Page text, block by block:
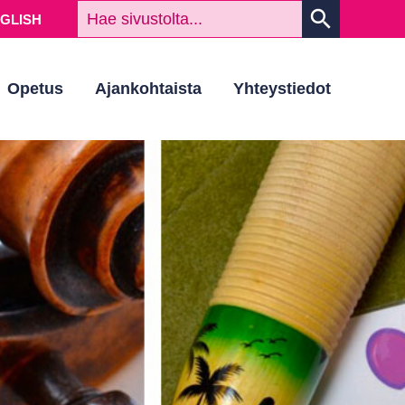
search
Opetus Ajankohtaista Yhteystiedot